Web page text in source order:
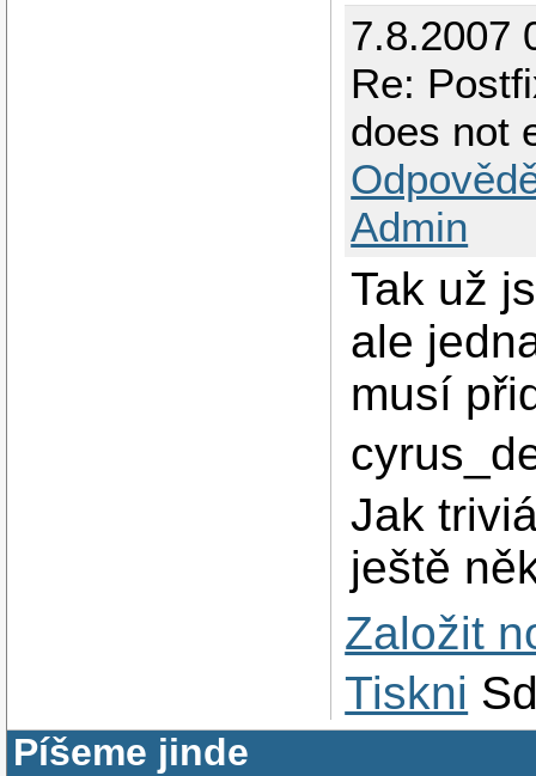
7.8.2007
Re:
does not
Admin
Tak už
ale
musí
Jak
ještě
Založit
Tiskni
Píšeme jinde